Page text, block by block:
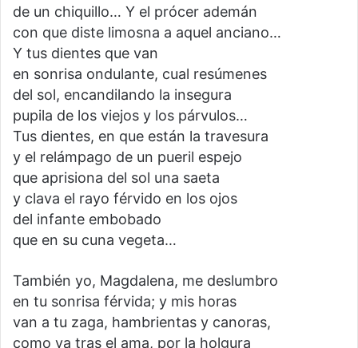
de un chiquillo… Y el prócer ademán
con que diste limosna a aquel anciano…
Y tus dientes que van
en sonrisa ondulante, cual resúmenes
del sol, encandilando la insegura
pupila de los viejos y los párvulos…
Tus dientes, en que están la travesura
y el relámpago de un pueril espejo
que aprisiona del sol una saeta
y clava el rayo férvido en los ojos
del infante embobado
que en su cuna vegeta…
También yo, Magdalena, me deslumbro
en tu sonrisa férvida; y mis horas
van a tu zaga, hambrientas y canoras,
como va tras el ama, por la holgura